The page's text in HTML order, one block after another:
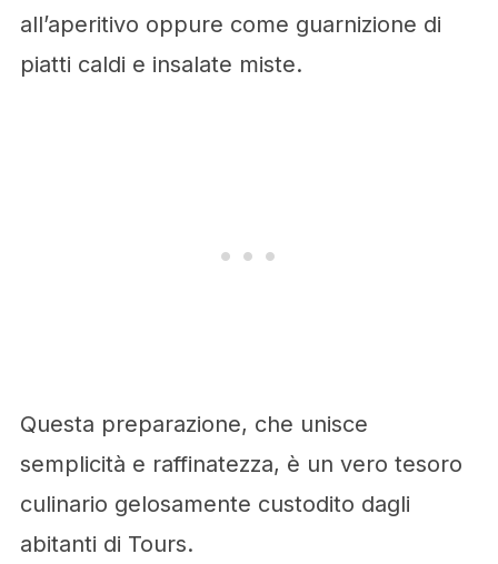
all’aperitivo oppure come guarnizione di
piatti caldi e insalate miste.
Questa preparazione, che unisce
semplicità e raffinatezza, è un vero tesoro
culinario gelosamente custodito dagli
abitanti di Tours.